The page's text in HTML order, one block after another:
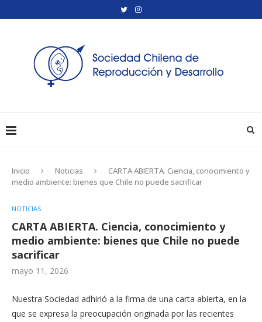
Inicio Noticias
CARTA ABIERTA. Ciencia, conocimiento y
medio ambiente: bienes que Chile no puede sacrificar
NOTICIAS
CARTA ABIERTA. Ciencia, conocimiento y
medio ambiente: bienes que Chile no puede
sacrificar
mayo 11, 2026
Nuestra Sociedad adhirió a la firma de una carta abierta, en la
que se expresa la preocupación originada por las recientes